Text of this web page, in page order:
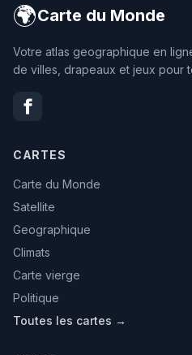
🌍Carte du Monde
Votre atlas geographique en
de villes, drapeaux et jeux pour
CARTES
Carte du Monde
Satellite
Geographique
Climats
Carte vierge
Politique
Toutes les cartes →